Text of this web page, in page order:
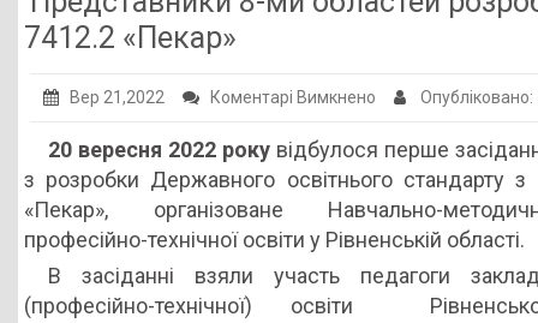
Публічна інформація
Галерея
НМЦ ПТО України
7412.2 «Пекар»
Вер 21,2022 Коментарі Вимкнено до
8-
ми
областей
розробляють
освітній
стандарт
20 вересня 2022 рокувідбулося перше
з розробки Державного освітнього стандарту з
«Пекар», організоване Навчально-
професійно-технічної освіти у Рівненській області.
В засіданні взяли участь педагоги
(професійно-технічної) освіти